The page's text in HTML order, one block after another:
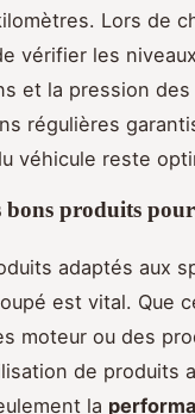
Lors de
vérifier les
et la pression des
régulières
véhicule reste
bons produits
adaptés aux
est vital. Que
moteur ou des
de produits
la